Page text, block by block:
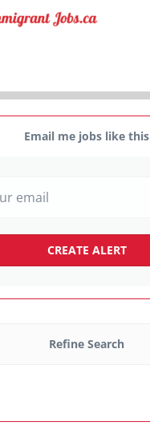
Email me jobs like this
Refine Search